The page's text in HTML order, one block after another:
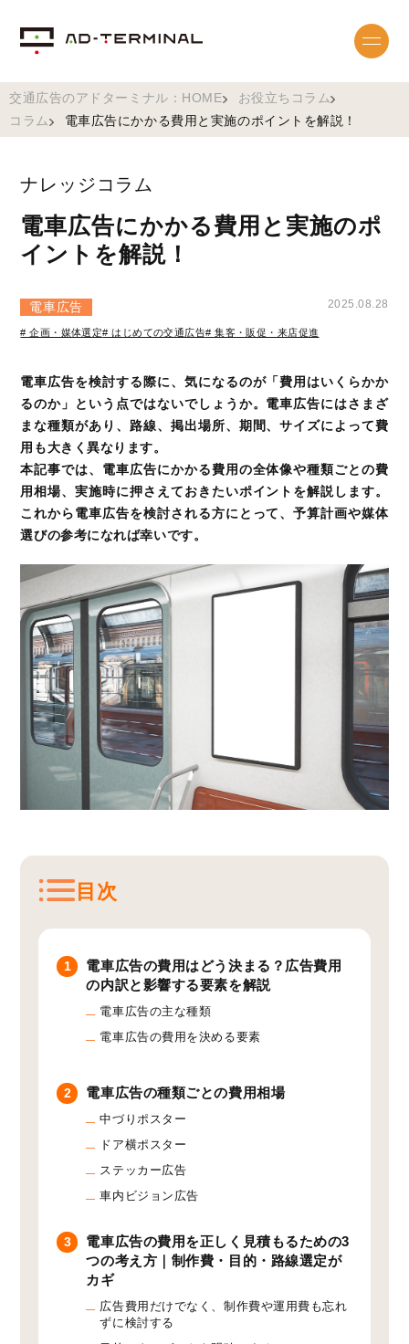
交通広告のアドターミナル：HOME
お役立ちコラム
コラム
電車広告にかかる費用と実施のポイントを解説！
ナレッジコラム
電車広告にかかる費用と実施のポ
イントを解説！
電車広告 2025.08.28
# 企画・媒体選定# はじめての交通広告# 集客・販促・来店促進
電車広告を検討する際に、気になるのが「費用はいくらかか
るのか」という点ではないでしょうか。電車広告にはさまざ
まな種類があり、路線、掲出場所、期間、サイズによって費
用も大きく異なります。
本記事では、電車広告にかかる費用の全体像や種類ごとの費
用相場、実施時に押さえておきたいポイントを解説します。
これから電車広告を検討される方にとって、予算計画や媒体
選びの参考になれば幸いです。
目次
1
電車広告の費用はどう決まる？広告費用
の内訳と影響する要素を解説
電車広告の主な種類
電車広告の費用を決める要素
2 電車広告の種類ごとの費用相場
中づりポスター
ドア横ポスター
ステッカー広告
車内ビジョン広告
3
電車広告の費用を正しく見積もるための3
つの考え方｜制作費・目的・路線選定が
カギ
広告費用だけでなく、制作費や運用費も忘れ
ずに検討する